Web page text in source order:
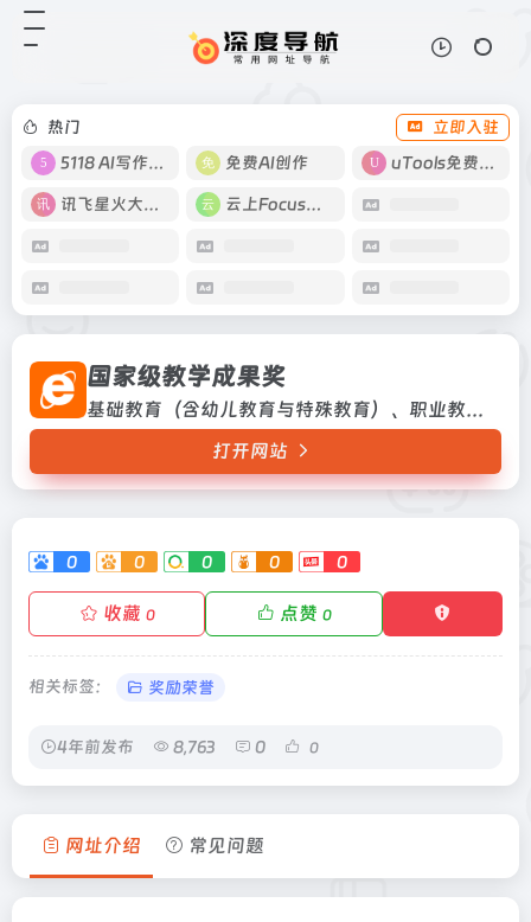
热门
立即入驻
5118 AI写作工具
免费AI创作 uTools免费工具箱
讯飞星火大模型 云上Focus接码
国家级教学成果奖
基础教育（含幼儿教育与特殊教育）、职业教育（含高等职业教育）、高等教育（含成人高等教育）基础教育（含幼儿教育与特殊教育）、职业教育（含高等职业教育）、高等教育（含成人高等教育）
打开网站
0 0 0 0 0
收藏 0 点赞 0
相关标签： 奖励荣誉
4年前发布 8,763 0 0
国家级教学成果奖
育）、高等教育（含成人高等教育）
育）、职业教育（含高等职业教
育）、高等教育...
网址介绍 常见问题